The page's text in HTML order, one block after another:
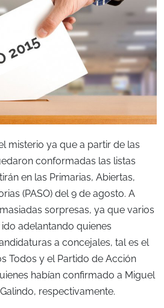
misterio ya que a partir de las
conformadas las listas
en las Primarias, Abiertas,
(PASO) del 9 de agosto. A
sorpresas, ya que varios
adelantando quienes
a concejales, tal es el
Todos y el Partido de Acción
habían confirmado a Miguel
respectivamente.